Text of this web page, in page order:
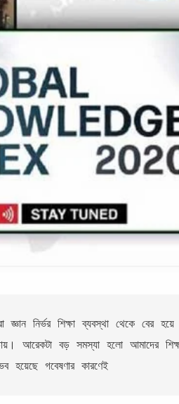
নির্ভর শিক্ষা ব্যবস্থা থেকে বের হয়ে
আরেকটা বড় সমস্যা হলো আমাদের
হয়েছে গবেষণার কারণেই